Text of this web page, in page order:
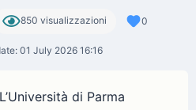
850 visualizzazioni 0
01 July 2026 16:16
di Parma